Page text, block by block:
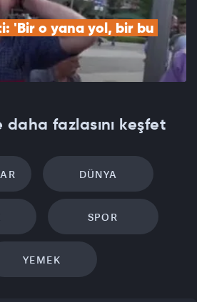
'Bir o yana yol, bir bu
daha fazlasını keşfet
DÜNYA
SPOR
YEMEK